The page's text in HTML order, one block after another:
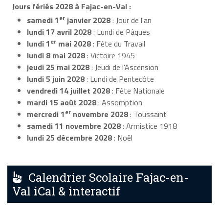
Jours fériés 2028 à Fajac-en-Val :
samedi 1er janvier 2028: Jour de l'an
lundi 17 avril 2028: Lundi de Pâques
lundi 1er mai 2028: Fête du Travail
lundi 8 mai 2028: Victoire 1945
jeudi 25 mai 2028: Jeudi de l'Ascension
lundi 5 juin 2028: Lundi de Pentecôte
vendredi 14 juillet 2028: Fête Nationale
mardi 15 août 2028: Assomption
mercredi 1er novembre 2028: Toussaint
samedi 11 novembre 2028: Armistice 1918
lundi 25 décembre 2028: Noël
Calendrier Scolaire Fajac-en-
Val iCal & interactif